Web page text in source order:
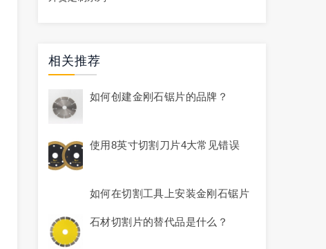
相关推荐
如何创建金刚石锯片的品牌？
使用8英寸切割刀片4大常见错误
如何在切割工具上安装金刚石锯片
石材切割片的替代品是什么？